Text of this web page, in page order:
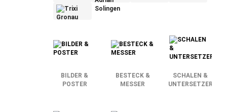
BILDER &
POSTER
BESTECK &
MESSER
SCHALEN &
UNTERSETZER